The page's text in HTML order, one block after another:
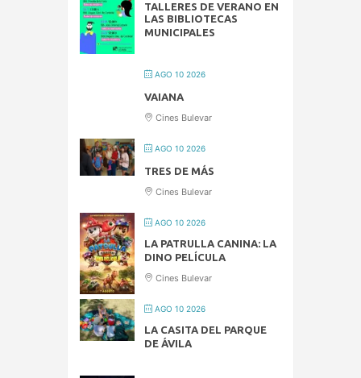
TALLERES DE VERANO EN
LAS BIBLIOTECAS
MUNICIPALES
AGO 10 2026
VAIANA
Cines Bulevar
AGO 10 2026
TRES DE MÁS
Cines Bulevar
AGO 10 2026
LA PATRULLA CANINA: LA
DINO PELÍCULA
Cines Bulevar
AGO 10 2026
LA CASITA DEL PARQUE
DE ÁVILA